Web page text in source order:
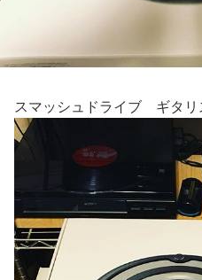
スマッシュドライブ ギタリ